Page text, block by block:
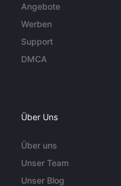
Angebote
Werben
Support
DMCA
Über Uns
Über uns
Unser Team
Unser Blog